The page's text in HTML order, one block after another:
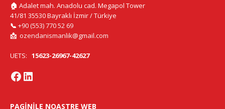
🏠 Adalet mah. Anadolu cad. Megapol Tower
41/81 35530 Bayraklı İzmir / Türkiye
📞 +90 (553) 770 52 69
📩 ozendanismanlik@gmail.com
UETS: 15623-26967-42627
PAGINILE NOASTRE WEB